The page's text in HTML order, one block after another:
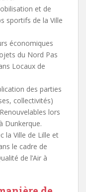
et de
sportifs de la Ville
économiques
du Nord Pas
Locaux de
des parties
collectivités)
lors
Dunkerque.
la Ville de Lille et
le cadre de
de l’Air à